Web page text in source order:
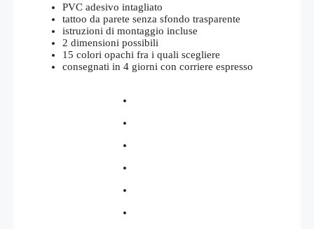
PVC adesivo intagliato
tattoo da parete senza sfondo trasparente
istruzioni di montaggio incluse
2 dimensioni possibili
15 colori opachi fra i quali scegliere
consegnati in 4 giorni con corriere espresso